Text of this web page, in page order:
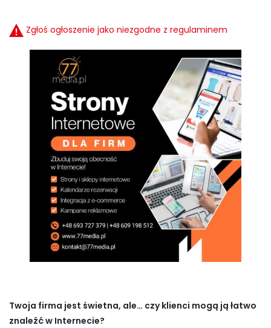
Zgłoś ogłoszenie jako niezgodne z regulaminem
Twoja firma jest świetna, ale… czy klienci mogą ją łatwo
znaleźć w Internecie?